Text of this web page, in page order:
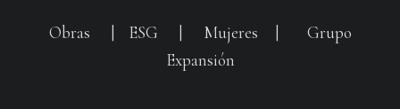
Obras ESG Mujeres
Grupo
Expansión